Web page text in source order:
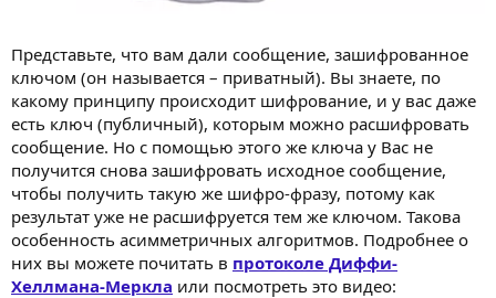
Представьте, что вам дали сообщение, зашифрованное
ключом (он называется – приватный). Вы знаете, по
какому принципу происходит шифрование, и у вас даже
есть ключ (публичный), которым можно расшифровать
сообщение. Но с помощью этого же ключа у Вас не
получится снова зашифровать исходное сообщение,
чтобы получить такую же шифро-фразу, потому как
результат уже не расшифруется тем же ключом. Такова
особенность асимметричных алгоритмов. Подробнее о
них вы можете почитать в протоколе Диффи-
Хеллмана-Меркла или посмотреть это видео: